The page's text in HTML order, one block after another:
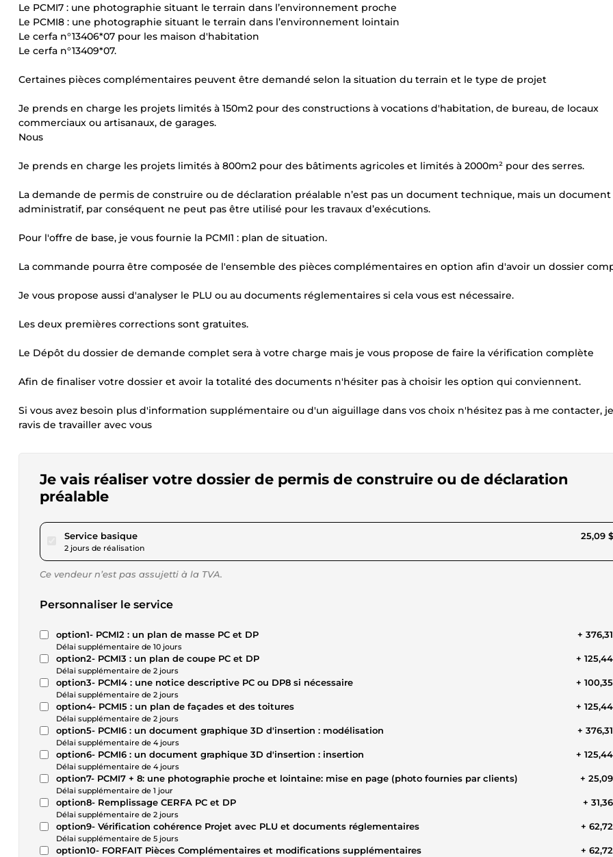
Le PCMI7 : une photographie situant le terrain dans l’environnement proche
Le PCMI8 : une photographie situant le terrain dans l’environnement lointain
Le cerfa n°13406*07 pour les maison d'habitation
Le cerfa n°13409*07.
Certaines pièces complémentaires peuvent être demandé selon la situation du terrain et le type de projet
Je prends en charge les projets limités à 150m2 pour des constructions à vocations d'habitation, de bureau, de locaux
commerciaux ou artisanaux, de garages.
Nous
Je prends en charge les projets limités à 800m2 pour des bâtiments agricoles et limités à 2000m² pour des serres.
La demande de permis de construire ou de déclaration préalable n’est pas un document technique, mais un document
administratif, par conséquent ne peut pas être utilisé pour les travaux d’exécutions.
Pour l'offre de base, je vous fournie la PCMI1 : plan de situation.
La commande pourra être composée de l'ensemble des pièces complémentaires en option afin d'avoir un dossier
Je vous propose aussi d'analyser le PLU ou au documents réglementaires si cela vous est nécessaire.
Les deux premières corrections sont gratuites.
Le Dépôt du dossier de demande complet sera à votre charge mais je vous propose de faire la vérification complète
Afin de finaliser votre dossier et avoir la totalité des documents n'hésiter pas à choisir les option qui conviennent.
Si vous avez besoin plus d'information supplémentaire ou d'un aiguillage dans vos choix n'hésitez pas à me contacter,
ravis de travailler avec vous
Je vais réaliser votre dossier de permis de construire ou de déclaration
préalable
Service basiquepour 23,12 $US
2 jours de réalisation
25,09
Ce vendeur n’est pas assujetti à la TVA.
Personnaliser le service
option1- PCMI2 : un plan de masse PC et DP
Délai supplémentaire de 10 jours
+
option2- PCMI3 : un plan de coupe PC et DP
Délai supplémentaire de 2 jours
+
option3- PCMI4 : une notice descriptive PC ou DP8 si nécessaire
Délai supplémentaire de 2 jours
+
option4- PCMI5 : un plan de façades et des toitures
Délai supplémentaire de 2 jours
+
option5- PCMI6 : un document graphique 3D d'insertion : modélisation
Délai supplémentaire de 4 jours
+
option6- PCMI6 : un document graphique 3D d'insertion : insertion
Délai supplémentaire de 4 jours
+
option7- PCMI7 + 8: une photographie proche et lointaine: mise en page (photo fournies par clients)
Délai supplémentaire de 1 jour
+
option8- Remplissage CERFA PC et DP
Délai supplémentaire de 2 jours
+
option9- Vérification cohérence Projet avec PLU et documents réglementaires
Délai supplémentaire de 5 jours
+
option10- FORFAIT Pièces Complémentaires et modifications supplémentaires +